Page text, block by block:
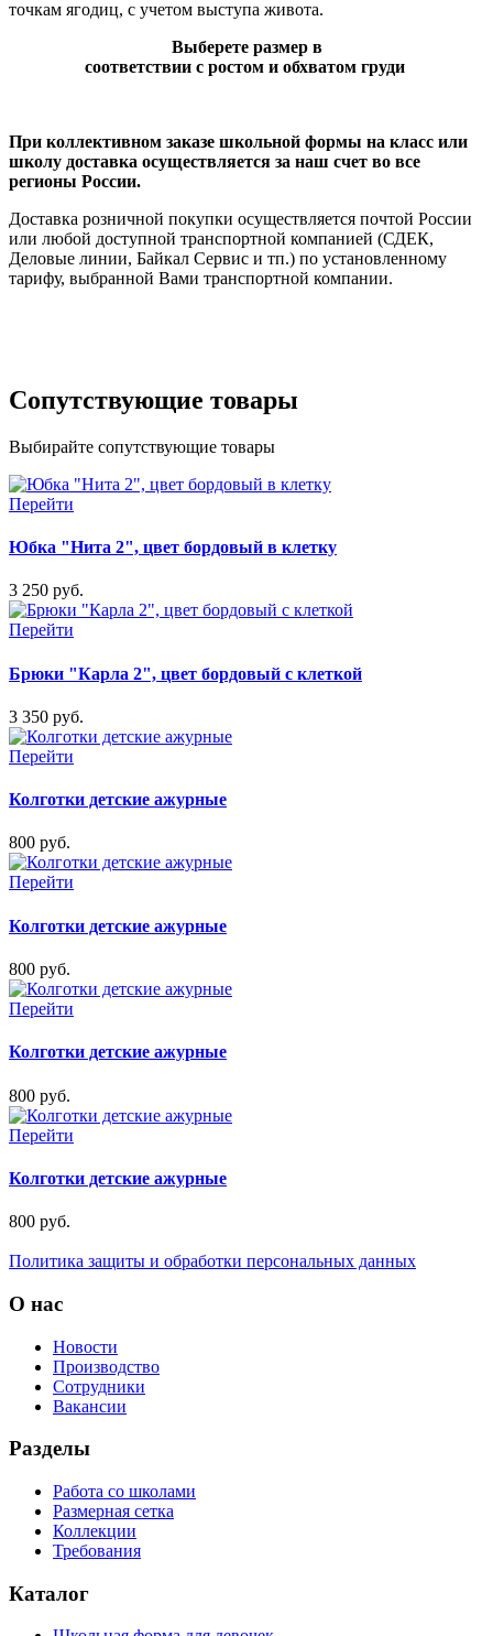
точкам ягодиц, с учетом выступа живота.
Выберете размер в
соответствии с ростом и обхватом груди
При коллективном заказе школьной формы на класс или
школу доставка осуществляется за наш счет во все
регионы России.
Доставка розничной покупки осуществляется почтой России
или любой доступной транспортной компанией (СДЕК,
Деловые линии, Байкал Сервис и тп.) по установленному
тарифу, выбранной Вами транспортной компании.
Сопутствующие товары
Выбирайте сопутствующие товары
Перейти
Юбка "Нита 2", цвет бордовый в клетку
3 250 руб.
Перейти
Брюки "Карла 2", цвет бордовый с клеткой
3 350 руб.
Перейти
Колготки детские ажурные
800 руб.
Перейти
Колготки детские ажурные
800 руб.
Перейти
Колготки детские ажурные
800 руб.
Перейти
Колготки детские ажурные
800 руб.
Политика защиты и обработки персональных данных
О нас
Новости
Производство
Сотрудники
Вакансии
Разделы
Работа со школами
Размерная сетка
Коллекции
Требования
Каталог